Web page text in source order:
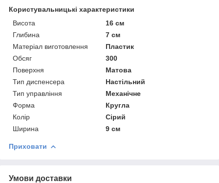
Користувальницькі характеристики
Висота
16 см
Глибина
7 см
Матеріал виготовлення
Пластик
Обсяг
300
Поверхня
Матова
Тип диспенсера
Настільний
Тип управління
Механічне
Форма
Кругла
Колір
Сірий
Ширина
9 см
Приховати
Умови доставки